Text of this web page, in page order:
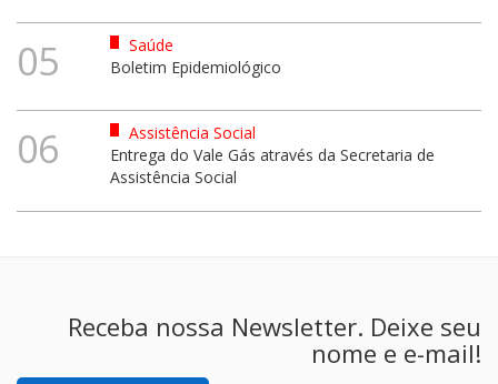
05
Saúde
Boletim Epidemiológico
06
Assistência Social
Entrega do Vale Gás através da Secretaria de
Assistência Social
Receba nossa Newsletter. Deixe seu
nome e e-mail!